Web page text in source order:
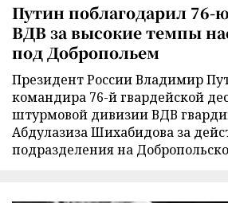
Путин поблагодарил 76-
ВДВ за высокие темпы
под Добропольем
Президент России Владимир
командира 76-й гвардейской
штурмовой дивизии ВДВ
Абдулазиза Шихабидова за
подразделения на